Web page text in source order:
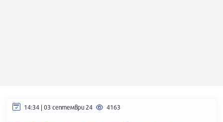
14:34 | 03 септември 24 4163